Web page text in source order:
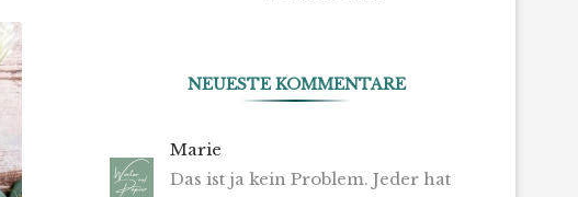
NEUESTE KOMMENTARE
Marie
Das ist ja kein Problem. Jeder hat